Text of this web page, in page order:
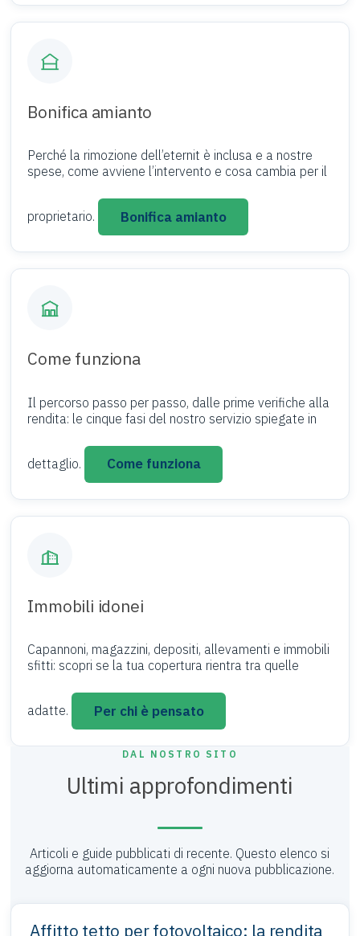
Bonifica amianto
Perché la rimozione dell’eternit è inclusa e a nostre
spese, come avviene l’intervento e cosa cambia per il
proprietario. Bonifica amianto
Come funziona
Il percorso passo per passo, dalle prime verifiche alla
rendita: le cinque fasi del nostro servizio spiegate in
dettaglio. Come funziona
Immobili idonei
Capannoni, magazzini, depositi, allevamenti e immobili
sfitti: scopri se la tua copertura rientra tra quelle
adatte. Per chi è pensato
DAL NOSTRO SITO
Ultimi approfondimenti
Articoli e guide pubblicati di recente. Questo elenco si
aggiorna automaticamente a ogni nuova pubblicazione.
Affitto tetto per fotovoltaico: la rendita